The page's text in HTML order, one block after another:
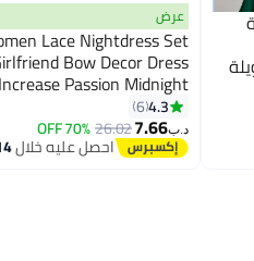
عرض
Lace Nightdress Set
Bow Decor Dress
Passion Midnight
Charm Pajamas
4.3
6
د.ب‏7.66
26.02
70% OFF
احصل عليه خلال14 -